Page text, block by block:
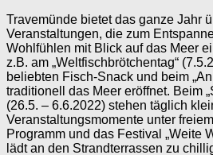
Travemünde bietet das ganze Jahr
Veranstaltungen, die zum
Wohlfühlen mit Blick auf das Meer
z.B. am „Weltfischbrötchentag“
beliebten Fisch-Snack und beim
traditionell das Meer eröffnet. Beim
(26.5. – 6.6.2022) stehen täglich
Veranstaltungsmomente unter
Programm und das Festival „Weite
lädt an den Strandterrassen zu